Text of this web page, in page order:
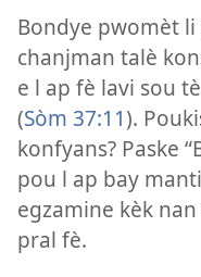
Bondye pwomèt
chanjman talè
e l ap fè lavi sou
(Sòm 37:11).
konfyans? Paske
pou l ap bay
egzamine kèk
pral fè.